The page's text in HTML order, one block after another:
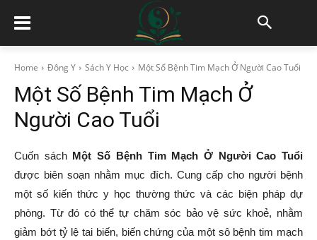
Home Đông Y Sách Y Học Một Số Bệnh Tim Mạch Ở Người Cao Tuổi
Một Số Bệnh Tim Mạch Ở
Người Cao Tuổi
Cuốn sách Một Số Bệnh Tim Mạch Ở Người Cao Tuổi
được biên soạn nhằm mục đích. Cung cấp cho người bệnh
một số kiến thức y học thường thức và các biện pháp dự
phòng. Từ đó có thể tự chăm sóc bảo vệ sức khoẻ, nhằm
giảm bớt tỷ lệ tai biến, biến chứng của một sô bệnh tim mạch